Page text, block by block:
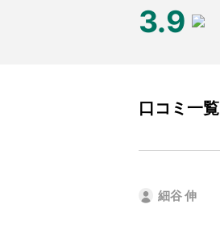
3.9
口コミ一覧
細谷 伸